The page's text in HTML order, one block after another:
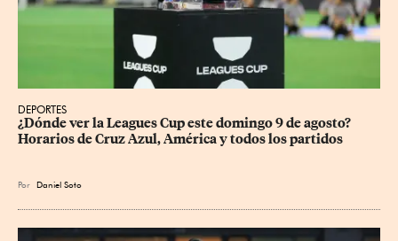
DEPORTES
¿Dónde ver la Leagues Cup este domingo 9 de agosto?
Horarios de Cruz Azul, América y todos los partidos
Por Daniel Soto